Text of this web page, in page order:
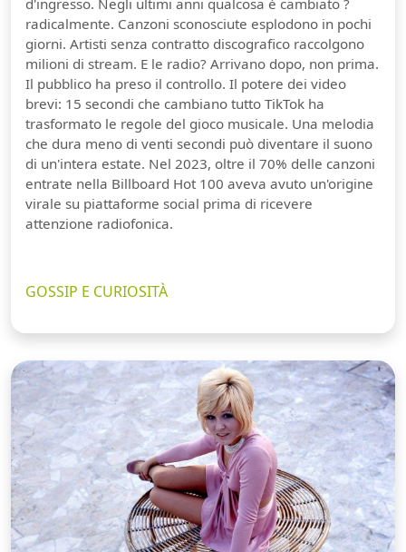
radicalmente. Canzoni sconosciute esplodono in pochi
giorni. Artisti senza contratto discografico raccolgono
milioni di stream. E le radio? Arrivano dopo, non prima.
Il pubblico ha preso il controllo. Il potere dei video
brevi: 15 secondi che cambiano tutto TikTok ha
trasformato le regole del gioco musicale. Una melodia
che dura meno di venti secondi può diventare il suono
di un'intera estate. Nel 2023, oltre il 70% delle canzoni
entrate nella Billboard Hot 100 aveva avuto un'origine
virale su piattaforme social prima di ricevere
attenzione radiofonica.
GOSSIP E CURIOSITÀ